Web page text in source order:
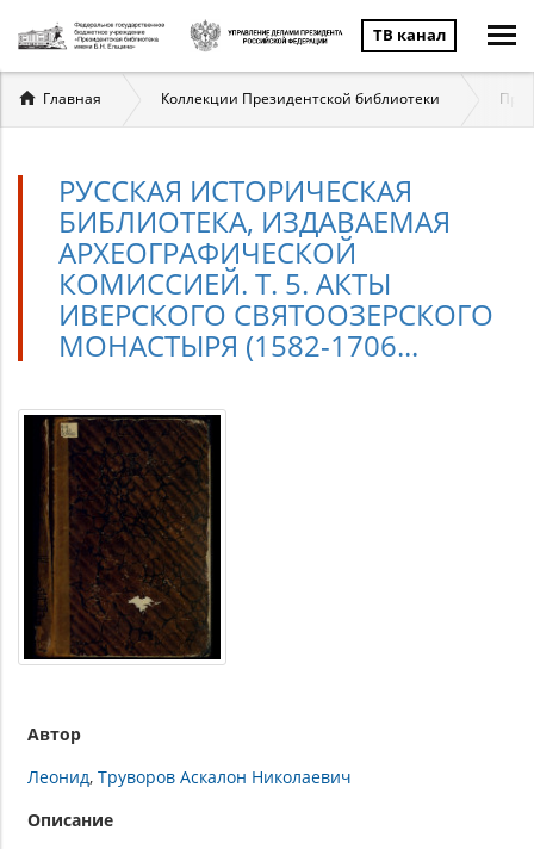
ТВ канал
Вы
здесь
Главная Коллекции Президентской библиотеки
РУССКАЯ ИСТОРИЧЕСКАЯ
БИБЛИОТЕКА, ИЗДАВАЕМАЯ
АРХЕОГРАФИЧЕСКОЙ
КОМИССИЕЙ. Т. 5. АКТЫ
ИВЕРСКОГО СВЯТООЗЕРСКОГО
МОНАСТЫРЯ (1582-1706...
Автор
Леонид Труворов Аскалон Николаевич
Описание